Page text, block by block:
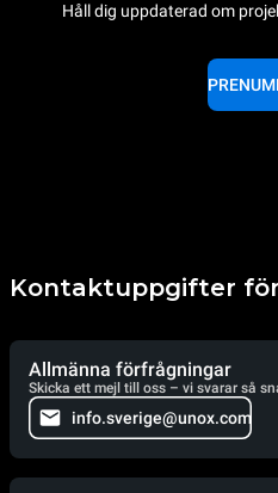
Håll dig uppdaterad om
Kontaktuppgifter för
Allmänna förfrågningar
Skicka ett mejl till oss – vi svarar så
info.sverige@unox.com